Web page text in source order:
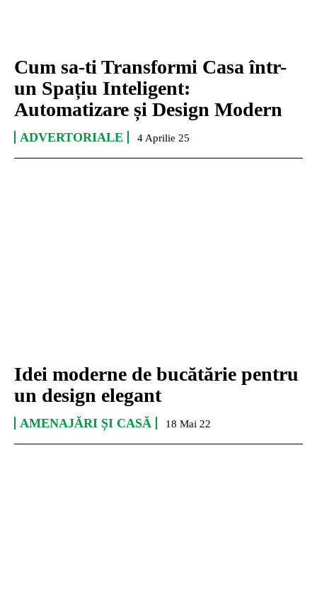
Cum sa-ti Transformi Casa într-
un Spațiu Inteligent:
Automatizare și Design Modern
ADVERTORIALE 4 Aprilie 25
Idei moderne de bucătărie pentru
un design elegant
AMENAJĂRI ȘI CASĂ 18 Mai 22